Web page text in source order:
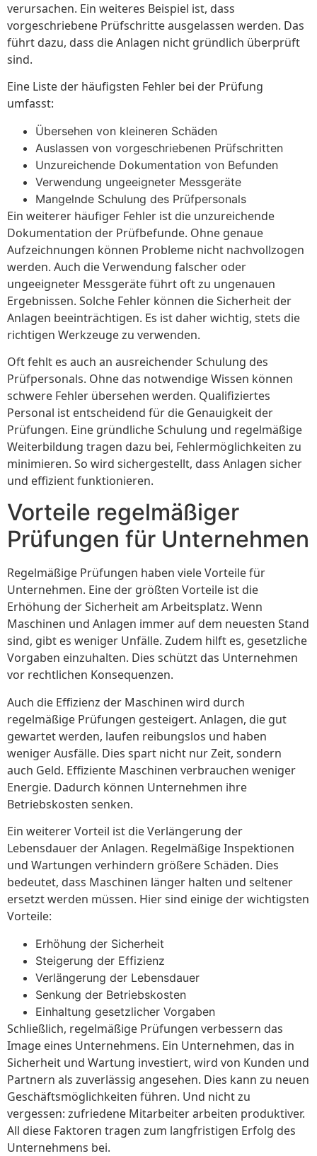
verursachen. Ein weiteres Beispiel ist, dass
vorgeschriebene Prüfschritte ausgelassen werden. Das
führt dazu, dass die Anlagen nicht gründlich überprüft
sind.
Eine Liste der häufigsten Fehler bei der Prüfung
umfasst:
Übersehen von kleineren Schäden
Auslassen von vorgeschriebenen Prüfschritten
Unzureichende Dokumentation von Befunden
Verwendung ungeeigneter Messgeräte
Mangelnde Schulung des Prüfpersonals
Ein weiterer häufiger Fehler ist die unzureichende
Dokumentation der Prüfbefunde. Ohne genaue
Aufzeichnungen können Probleme nicht nachvollzogen
werden. Auch die Verwendung falscher oder
ungeeigneter Messgeräte führt oft zu ungenauen
Ergebnissen. Solche Fehler können die Sicherheit der
Anlagen beeinträchtigen. Es ist daher wichtig, stets die
richtigen Werkzeuge zu verwenden.
Oft fehlt es auch an ausreichender Schulung des
Prüfpersonals. Ohne das notwendige Wissen können
schwere Fehler übersehen werden. Qualifiziertes
Personal ist entscheidend für die Genauigkeit der
Prüfungen. Eine gründliche Schulung und regelmäßige
Weiterbildung tragen dazu bei, Fehlermöglichkeiten zu
minimieren. So wird sichergestellt, dass Anlagen sicher
und effizient funktionieren.
Vorteile regelmäßiger
Prüfungen für Unternehmen
Regelmäßige Prüfungen haben viele Vorteile für
Unternehmen. Eine der größten Vorteile ist die
Erhöhung der Sicherheit am Arbeitsplatz. Wenn
Maschinen und Anlagen immer auf dem neuesten Stand
sind, gibt es weniger Unfälle. Zudem hilft es, gesetzliche
Vorgaben einzuhalten. Dies schützt das Unternehmen
vor rechtlichen Konsequenzen.
Auch die Effizienz der Maschinen wird durch
regelmäßige Prüfungen gesteigert. Anlagen, die gut
gewartet werden, laufen reibungslos und haben
weniger Ausfälle. Dies spart nicht nur Zeit, sondern
auch Geld. Effiziente Maschinen verbrauchen weniger
Energie. Dadurch können Unternehmen ihre
Betriebskosten senken.
Ein weiterer Vorteil ist die Verlängerung der
Lebensdauer der Anlagen. Regelmäßige Inspektionen
und Wartungen verhindern größere Schäden. Dies
bedeutet, dass Maschinen länger halten und seltener
ersetzt werden müssen. Hier sind einige der wichtigsten
Vorteile:
Erhöhung der Sicherheit
Steigerung der Effizienz
Verlängerung der Lebensdauer
Senkung der Betriebskosten
Einhaltung gesetzlicher Vorgaben
Schließlich, regelmäßige Prüfungen verbessern das
Image eines Unternehmens. Ein Unternehmen, das in
Sicherheit und Wartung investiert, wird von Kunden und
Partnern als zuverlässig angesehen. Dies kann zu neuen
Geschäftsmöglichkeiten führen. Und nicht zu
vergessen: zufriedene Mitarbeiter arbeiten produktiver.
All diese Faktoren tragen zum langfristigen Erfolg des
Unternehmens bei.